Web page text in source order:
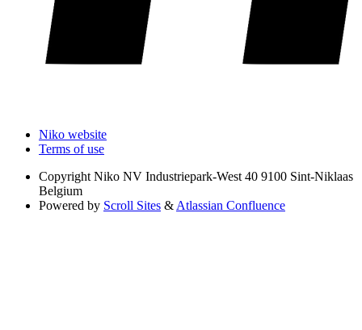
Niko website
Terms of use
Copyright Niko NV Industriepark-West 40 9100 Sint-Niklaas
Belgium
Powered by Scroll Sites & Atlassian Confluence